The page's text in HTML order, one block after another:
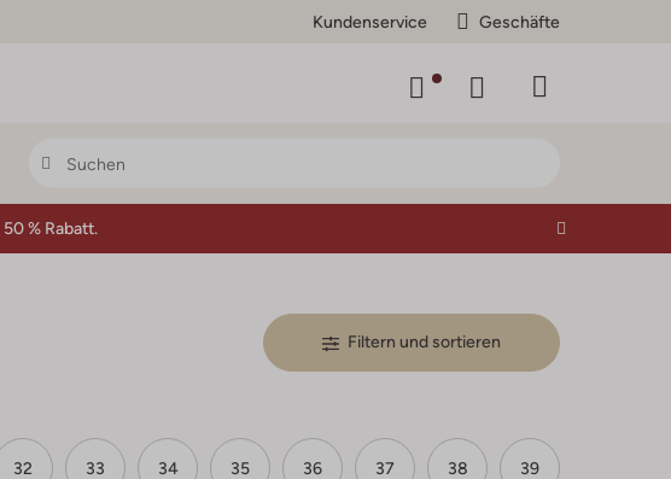
Kundenservice Geschäfte
50 % Rabatt.
Filtern und sortieren
32 33 34 35 36 37 38 39